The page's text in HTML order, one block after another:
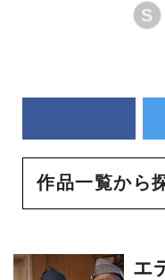
S
作品一覧から
エ